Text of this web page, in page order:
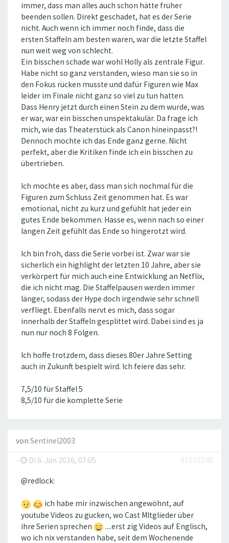
immer, dass man alles auch schon hätte früher
beenden sollen. Direkt geschadet, hat es der Serie
nicht. Auch wenn ich immer noch finde, dass die
ersten Staffeln am besten waren, war die letzte Staffel
nun weit weg von schlecht.
Ein bisschen schade war wohl Holly als zentrale Figur.
Habe nicht so ganz verstanden, wieso man sie so in
den Fokus rücken musste und dafür Figuren wie Max
leider im Finale nicht ganz so viel zu tun hatten.
Dass Henry jetzt durch einen Stein zu dem wurde, was
er war, war ein bisschen unspektakulär. Da frage ich
mich, wie das Theaterstück als Canon hineinpasst?!
Dennoch mochte ich das Ende ganz gerne. Nicht
perfekt, aber die Kritiken finde ich ein bisschen zu
übertrieben.
Ich mochte es aber, dass man sich nochmal für die
Figuren zum Schluss Zeit genommen hat. Es war
emotional, nicht zu kurz und gefühlt hat jeder ein
gutes Ende bekommen. Hasse es, wenn nach so einer
langen Zeit gefühlt das Ende so hingerotzt wird.
Ich bin froh, dass die Serie vorbei ist. Zwar war sie
sicherlich ein highlight der letzten 10 Jahre, aber sie
verkörpert für mich auch eine Entwicklung an Netflix,
die ich nicht mag. Die Staffelpausen werden immer
länger, sodass der Hype doch irgendwie sehr schnell
verfliegt. Ebenfalls nervt es mich, dass sogar
innerhalb der Staffeln gesplittet wird. Dabei sind es ja
nun nur noch 8 Folgen.
Ich hoffe trotzdem, dass dieses 80er Jahre Setting
auch in Zukunft bespielt wird. Ich feiere das sehr.
7,5/10 für Staffel 5
8,5/10 für die komplette Serie
von Sentinel2003
-
Di 6. Jan 2026, 07:05 #1570246
@redlock:
ich habe mir inzwischen angewöhnt, auf
youtube Videos zu gucken, wo Cast MItglieder über
ihre Serien sprechen
....erst zig Videos auf Englisch,
wo ich nix verstanden habe, seit dem Wochenende